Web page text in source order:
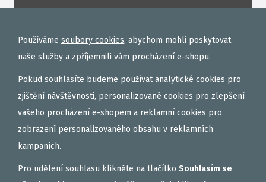
TEKUTÉ
OBALOVAČKY
VAŘENÝ PARTIKL
BIŽUTERIE NA MONTÁŽE
DÁRKOVÝ POUKAZ, DÁRKOVÁ KAZETA
AKČNÍ SETY
Používáme soubory cookies, abychom mohli poskytovat
naše služby a zpříjemnili vám procházení e-shopu.
Pokud souhlasíte budeme používat analytické cookies pro
zjištění návštěvnosti, personalizované cookies pro zlepšení
vašeho procházení e-shopem a reklamní cookies pro
zobrazení personalizovaného obsahu v reklamních
kampaních.
Pro udělení souhlasu klikněte na tlačítko Souhlasím se